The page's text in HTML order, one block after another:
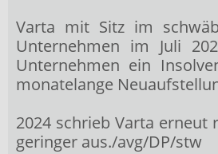
Varta mit Sitz im
Unternehmen im Juli
Unternehmen ein
monatelange
2024 schrieb Varta
geringer aus./avg/DP/stw